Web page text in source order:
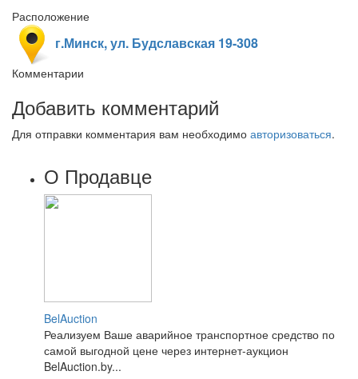
Расположение
г.Минск, ул. Будславская 19-308
Комментарии
Добавить комментарий
Для отправки комментария вам необходимо авторизоваться.
О Продавце
BelAuction
Реализуем Ваше аварийное транспортное средство по
самой выгодной цене через интернет-аукцион
BelAuction.by...